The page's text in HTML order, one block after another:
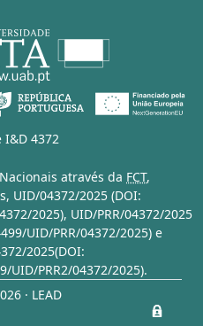
I&D 4372
através da FCT,
UID/04372/2025 (DOI:
2025), UID/PRR/04372/2025
UID/PRR/04372/2025)e
2025(DOI:
PRR2/04372/2025).
· LEAD